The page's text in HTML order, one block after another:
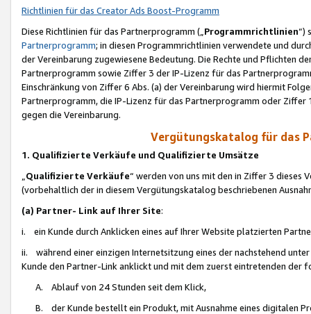
Richtlinien für das Creator Ads Boost-Programm
Diese Richtlinien für das Partnerprogramm („Programmrichtlinien“)
Partnerprogramm; in diesen Programmrichtlinien verwendete und
der Vereinbarung zugewiesene Bedeutung. Die Rechte und Pflichten
Partnerprogramm sowie Ziffer 3 der IP-Lizenz für das
Einschränkung von Ziffer 6 Abs. (a) der Vereinbarung wird hiermit
Partnerprogramm, die IP-Lizenz für das Partnerprogramm oder
gegen die Vereinbarung.
Vergütungskatalog für das
1. Qualifizierte Verkäufe und Qualifizierte Umsätze
Qualifizierte Verkäufe“ werden von uns mit den in Ziffer 3
(vorbehaltlich der in diesem Vergütungskatalog beschriebenen
(a) Partner- Link auf Ihrer Site:
i. ein Kunde durch Anklicken eines auf Ihrer Website platzierten
ii. während einer einzigen Internetsitzung eines der nachstehend
Kunde den Partner-Link anklickt und mit dem zuerst eintretenden der
A. Ablauf von 24 Stunden seit dem Klick,
B. der Kunde bestellt ein Produkt, mit Ausnahme eines digitalen